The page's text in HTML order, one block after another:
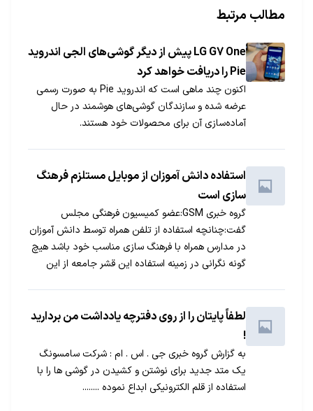
مطالب مرتبط
LG G7 One پیش از دیگر گوشی‌های الجی اندروید
Pie را دریافت خواهد کرد
اکنون چند ماهی است که اندروید Pie به صورت رسمی
عرضه شده و سازندگان گوشی‌های هوشمند در حال
آماده‌سازی آن برای محصولات خود هستند.
استفاده دانش آموزان از موبایل مستلزم فرهنگ
سازی است
گروه خبری GSM:عضو کمیسیون فرهنگی مجلس
گفت:چنانچه استفاده از تلفن همراه توسط دانش آموزان
در مدارس همراه با فرهنگ سازی مناسب خود باشد هیچ
گونه نگرانی در زمینه استفاده این قشر جامعه از این
لطفاً پایتان را از روی دفترچه یادداشت من بردارید
!
به گزارش گروه خبری جی . اس . ام : شرکت سامسونگ
یک متد جدید برای نوشتن و کشیدن در گوشی ها را با
استفاده از قلم الکترونیکی ابداع نموده ........